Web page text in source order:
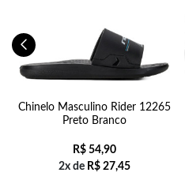
Chinelo Masculino Rider 12265
Preto Branco
R$ 54,90
2x de R$ 27,45